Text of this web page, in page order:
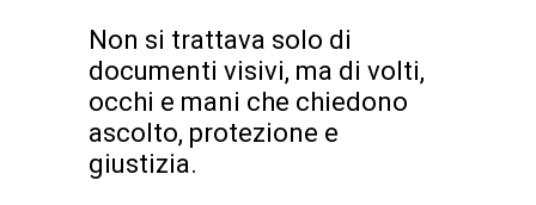
Non si trattava solo di
documenti visivi, ma di volti,
occhi e mani che chiedono
ascolto, protezione e
giustizia.